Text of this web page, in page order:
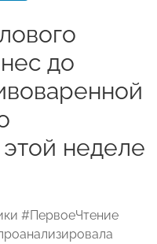
до
неделе
#ПервоеЧтение